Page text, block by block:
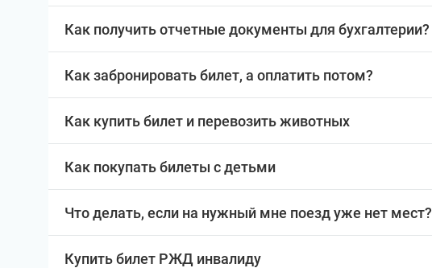
Как получить отчетные документы для бухгалтерии?
Как забронировать билет, а оплатить потом?
Как купить билет и перевозить животных
Как покупать билеты с детьми
Что делать, если на нужный мне поезд уже нет мест?
Купить билет РЖД инвалиду